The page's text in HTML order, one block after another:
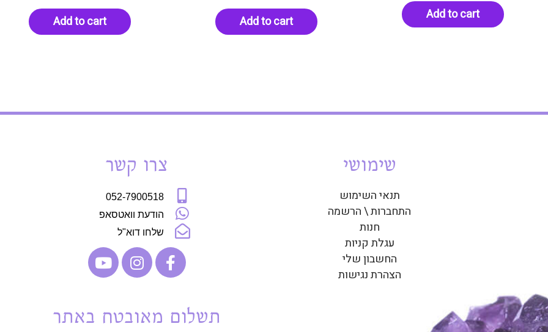
Add to cart
Add to cart
Add to cart
שימושי
תנאי השימוש
התחברות \ הרשמה
חנות
עגלת קניות
החשבון שלי
הצהרת נגישות
צרו קשר
052-7900518
הודעת וואטסאפ
שלחו דוא"ל
תשלום מאובטח באתר